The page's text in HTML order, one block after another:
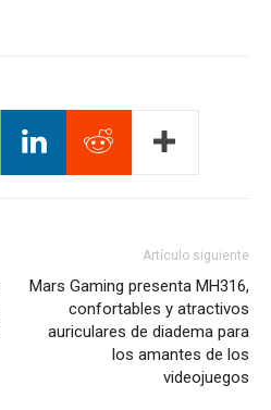
Artículo siguiente
Mars Gaming presenta MH316,
confortables y atractivos
auriculares de diadema para
los amantes de los
videojuegos